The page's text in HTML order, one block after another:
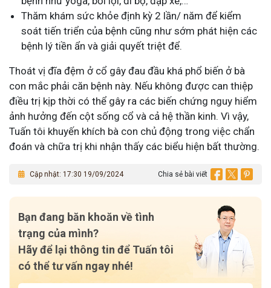
Thăm khám sức khỏe định kỳ 2 lần/ năm để kiểm
soát tiến triển của bệnh cũng như sớm phát hiện các
bệnh lý tiền ẩn và giải quyết triệt để.
Thoát vị đĩa đệm ở cổ gây đau đầu khá phổ biến ở bà
con mắc phải căn bệnh này. Nếu không được can thiệp
điều trị kịp thời có thể gây ra các biến chứng nguy hiểm
ảnh hưởng đến cột sống cổ và cả hệ thần kinh. Vì vậy,
Tuấn tôi khuyến khích bà con chủ động trong việc chẩn
đoán và chữa trị khi nhận thấy các biểu hiện bất thường.
Cập nhật: 17:30 19/09/2024 Chia sẻ bài viết
Bạn đang băn khoăn về tình
trạng của mình?
Hãy để lại thông tin để Tuấn tôi
có thể tư vấn ngay nhé!